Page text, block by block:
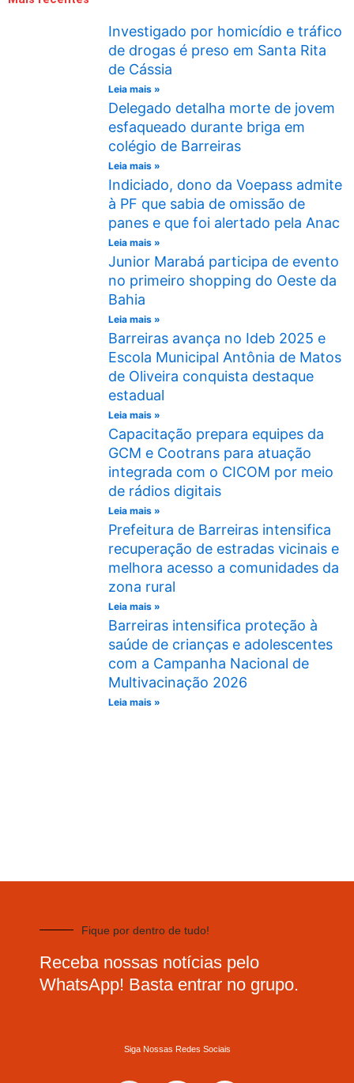
Investigado por homicídio e tráfico
de drogas é preso em Santa Rita
de Cássia
Leia mais »
Delegado detalha morte de jovem
esfaqueado durante briga em
colégio de Barreiras
Leia mais »
Indiciado, dono da Voepass admite
à PF que sabia de omissão de
panes e que foi alertado pela Anac
Leia mais »
Junior Marabá participa de evento
no primeiro shopping do Oeste da
Bahia
Leia mais »
Barreiras avança no Ideb 2025 e
Escola Municipal Antônia de Matos
de Oliveira conquista destaque
estadual
Leia mais »
Capacitação prepara equipes da
GCM e Cootrans para atuação
integrada com o CICOM por meio
de rádios digitais
Leia mais »
Prefeitura de Barreiras intensifica
recuperação de estradas vicinais e
melhora acesso a comunidades da
zona rural
Leia mais »
Barreiras intensifica proteção à
saúde de crianças e adolescentes
com a Campanha Nacional de
Multivacinação 2026
Leia mais »
Fique por dentro de tudo!
Receba nossas notícias pelo
WhatsApp! Basta entrar no grupo.
Siga Nossas Redes Sociais